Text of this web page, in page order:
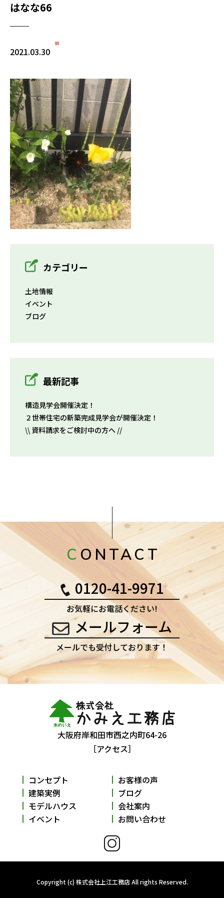
はなな66
2021.03.30
カテゴリー
土地情報
イベント
ブログ
最新記事
構造見学会開催決定！
２世帯住宅の新築完成見学会が開催決定！
\\ 資料請求をご検討中の方へ //
CONTACT
0120-41-9971
お気軽にお電話ください!
メールフォーム
メールでも受付しております！
大阪府岸和田市西之内町64-26
［アクセス］
コンセプト
建築実例
モデルハウス
イベント
お客様の声
ブログ
会社案内
お問い合わせ
Copyright (c) 株式会社上江工務店 All rights Reserved.